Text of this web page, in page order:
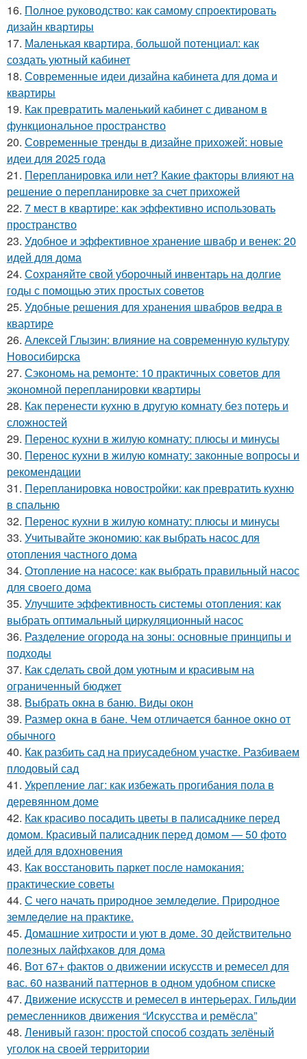
16. Полное руководство: как самому спроектировать
дизайн квартиры
17. Маленькая квартира, большой потенциал: как
создать уютный кабинет
18. Современные идеи дизайна кабинета для дома и
квартиры
19. Как превратить маленький кабинет с диваном в
функциональное пространство
20. Современные тренды в дизайне прихожей: новые
идеи для 2025 года
21. Перепланировка или нет? Какие факторы влияют на
решение о перепланировке за счет прихожей
22. 7 мест в квартире: как эффективно использовать
пространство
23. Удобное и эффективное хранение швабр и венек: 20
идей для дома
24. Сохраняйте свой уборочный инвентарь на долгие
годы с помощью этих простых советов
25. Удобные решения для хранения швабров ведра в
квартире
26. Алексей Глызин: влияние на современную культуру
Новосибирска
27. Сэкономь на ремонте: 10 практичных советов для
экономной перепланировки квартиры
28. Как перенести кухню в другую комнату без потерь и
сложностей
29. Перенос кухни в жилую комнату: плюсы и минусы
30. Перенос кухни в жилую комнату: законные вопросы и
рекомендации
31. Перепланировка новостройки: как превратить кухню
в спальню
32. Перенос кухни в жилую комнату: плюсы и минусы
33. Учитывайте экономию: как выбрать насос для
отопления частного дома
34. Отопление на насосе: как выбрать правильный насос
для своего дома
35. Улучшите эффективность системы отопления: как
выбрать оптимальный циркуляционный насос
36. Разделение огорода на зоны: основные принципы и
подходы
37. Как сделать свой дом уютным и красивым на
ограниченный бюджет
38. Выбрать окна в баню. Виды окон
39. Размер окна в бане. Чем отличается банное окно от
обычного
40. Как разбить сад на приусадебном участке. Разбиваем
плодовый сад
41. Укрепление лаг: как избежать прогибания пола в
деревянном доме
42. Как красиво посадить цветы в палисаднике перед
домом. Красивый палисадник перед домом — 50 фото
идей для вдохновения
43. Как восстановить паркет после намокания:
практические советы
44. С чего начать природное земледелие. Природное
земледелие на практике.
45. Домашние хитрости и уют в доме. 30 действительно
полезных лайфхаков для дома
46. Вот 67+ фактов о движении искусств и ремесел для
вас. 60 названий паттернов в одном удобном списке
47. Движение искусств и ремесел в интерьерах. Гильдии
ремесленников движения “Искусства и ремёсла”
48. Ленивый газон: простой способ создать зелёный
уголок на своей территории